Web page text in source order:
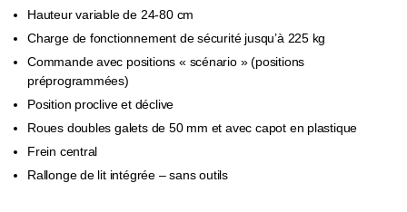
Hauteur variable de 24-80 cm
Charge de fonctionnement de sécurité jusqu’à 225 kg
Commande avec positions « scénario » (positions
préprogrammées)
Position proclive et déclive
Roues doubles galets de 50 mm et avec capot en plastique
Frein central
Rallonge de lit intégrée – sans outils